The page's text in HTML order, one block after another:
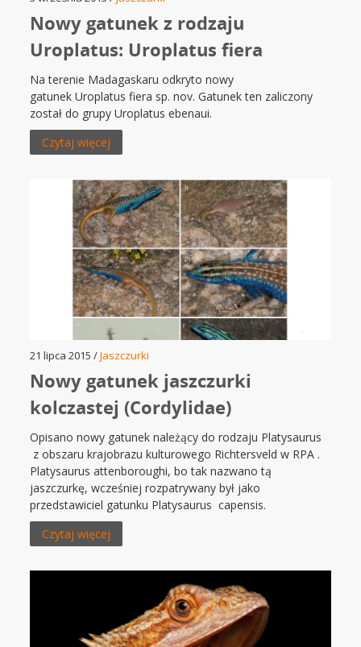
Nowy gatunek z rodzaju
Uroplatus: Uroplatus fiera
Na terenie Madagaskaru odkryto nowy
gatunek Uroplatus fiera sp. nov. Gatunek ten zaliczony
został do grupy Uroplatus ebenaui.
Czytaj więcej
21 lipca 2015 /Jaszczurki
Nowy gatunek jaszczurki
kolczastej (Cordylidae)
Opisano nowy gatunek należący do rodzaju Platysaurus
z obszaru krajobrazu kulturowego Richtersveld w RPA .
Platysaurus attenboroughi, bo tak nazwano tą
jaszczurkę, wcześniej rozpatrywany był jako
przedstawiciel gatunku Platysaurus capensis.
Czytaj więcej